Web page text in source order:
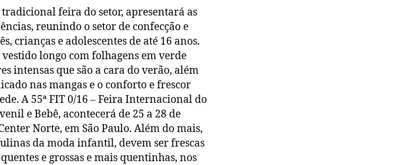
feira do setor, apresentará as
reunindo o setor de confecção e
crianças e adolescentes de até 16 anos.
vestido longo com folhagens em verde
intensas que são a cara do verão, além
nas mangas e o conforto e frescor
A 55ª FIT 0/16 – Feira Internacional do
e Bebê, acontecerá de 25 a 28 de
Norte, em São Paulo. Além do mais,
da moda infantil, devem ser frescas
e grossas e mais quentinhas, nos